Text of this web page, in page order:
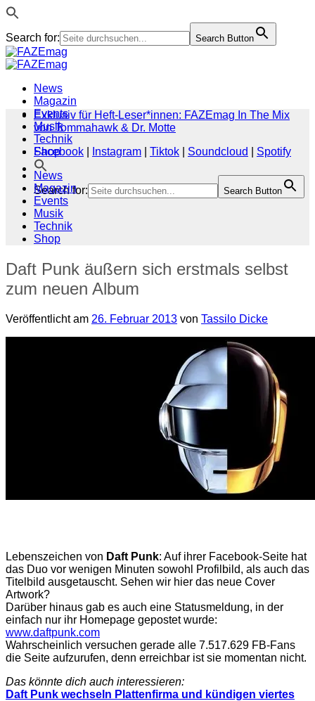
Search for: Search Button
Zum
Inhalt
News
Magazin
Events
Musik
Technik
Shop
Search for: Search Button
Exklusiv für Heft-Leser*innen: FAZEmag In The Mix
von Tommahawk & Dr. Motte
Facebook
Instagram Tiktok Soundcloud
Spotify
News
Magazin
Events
Musik
Technik
Shop
Daft Punk äußern sich erstmals selbst
zum neuen Album
Veröffentlicht am 26. Februar 2013 von Tassilo Dicke
Lebenszeichen von Daft Punk: Auf ihrer Facebook-Seite hat
das Duo vor wenigen Minuten sowohl Profilbild, als auch das
Titelbild ausgetauscht. Sehen wir hier das neue Cover
Artwork?
Darüber hinaus gab es auch eine Statusmeldung, in der
einfach nur ihr Homepage gepostet wurde:
www.daftpunk.com
Wahrscheinlich versuchen gerade alle 7.517.629 FB-Fans
die Seite aufzurufen, denn erreichbar ist sie momentan nicht.
Das könnte dich auch interessieren:
Daft Punk wechseln Plattenfirma und kündigen viertes